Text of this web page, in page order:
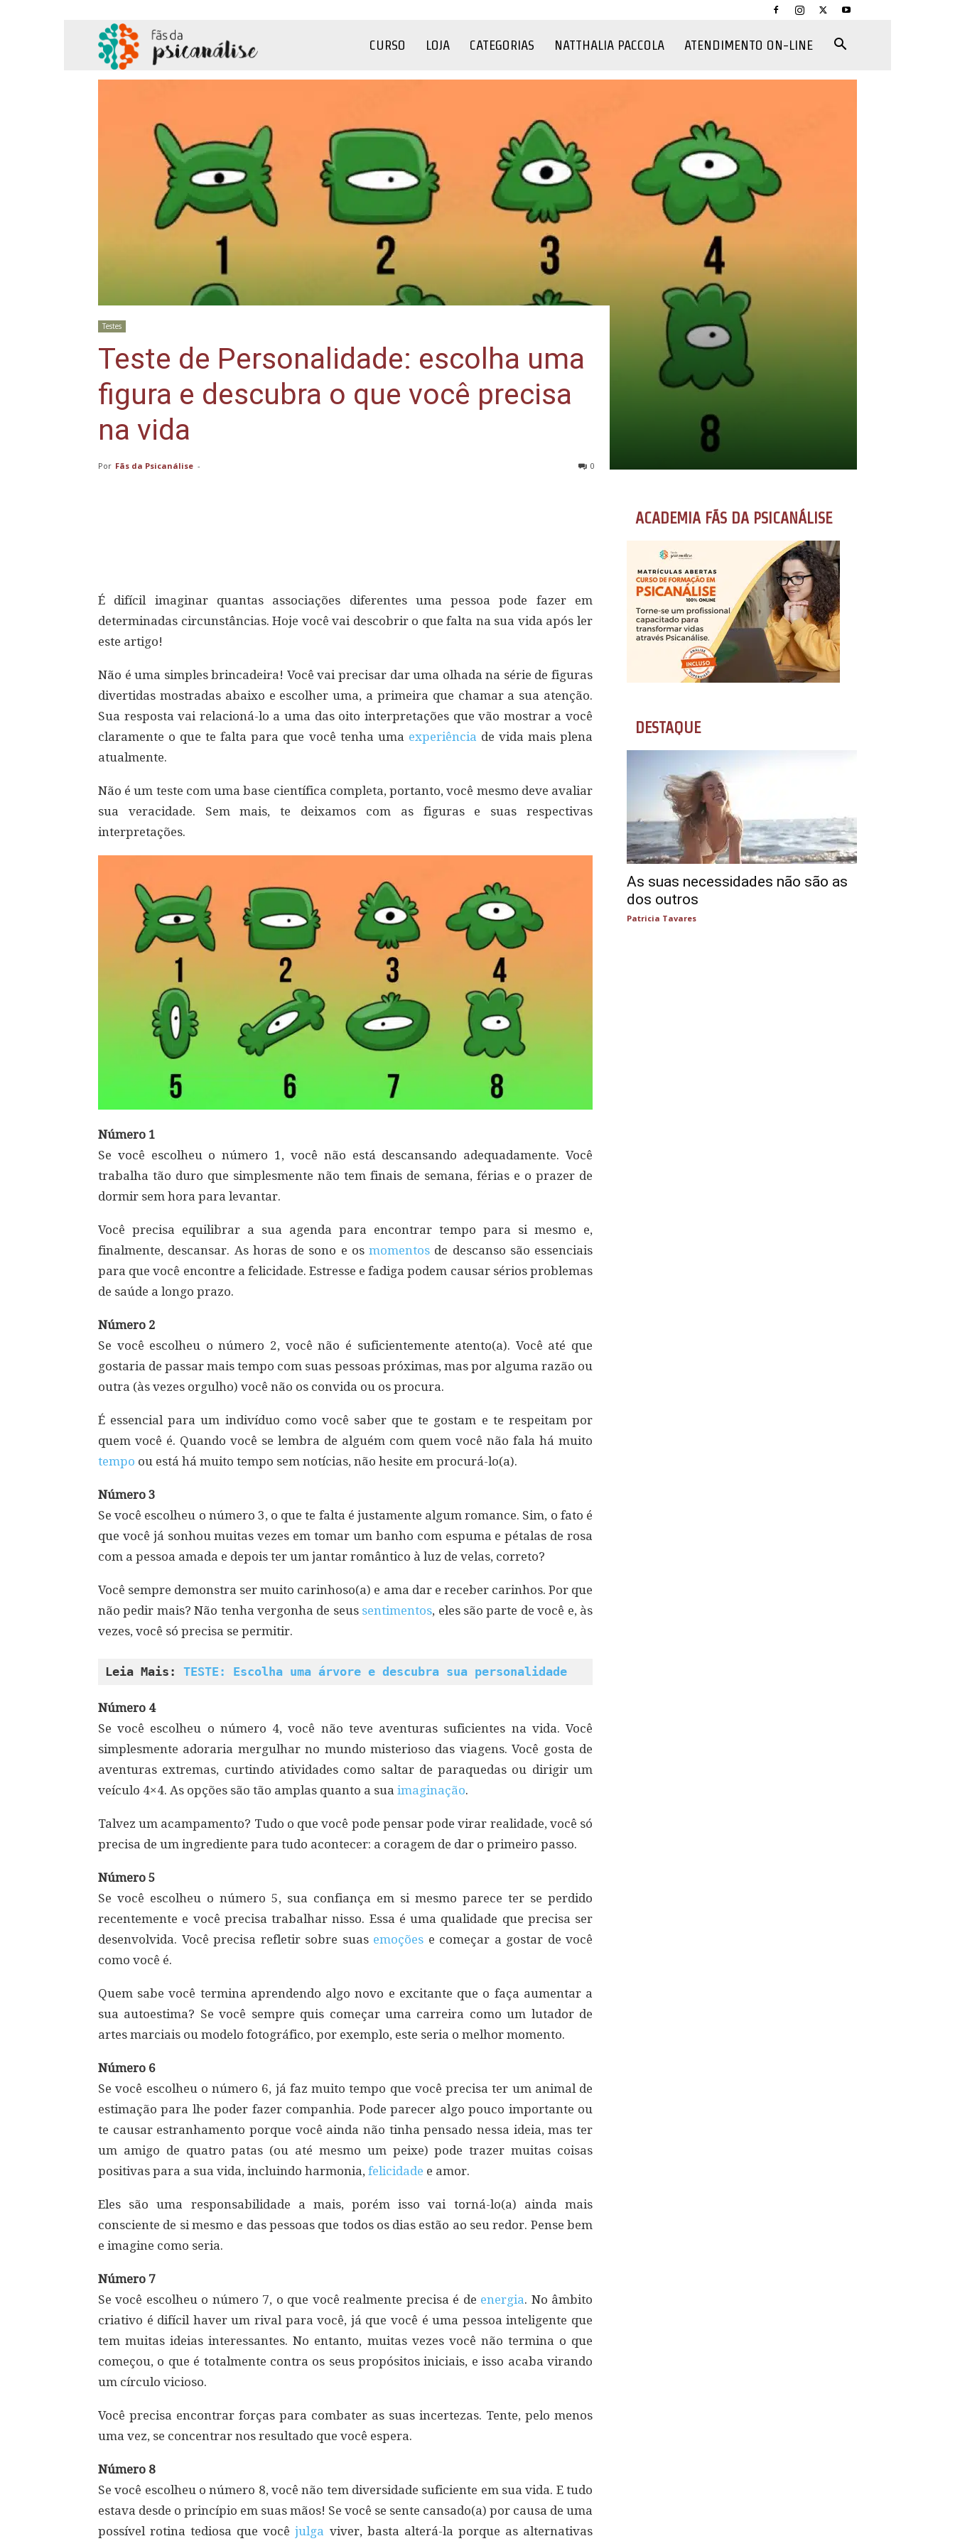
Psicanálise
CURSO LOJA CATEGORIAS NATTHALIA PACCOLA ATENDIMENTO ON-LINE
Testes
Teste de Personalidade: escolha uma
figura e descubra o que você precisa
na vida
Por Fãs da Psicanálise - 0
É difícil imaginar quantas associações diferentes uma pessoa pode fazer em
determinadas circunstâncias. Hoje você vai descobrir o que falta na sua vida após ler
este artigo!
Não é uma simples brincadeira! Você vai precisar dar uma olhada na série de figuras
divertidas mostradas abaixo e escolher uma, a primeira que chamar a sua atenção.
Sua resposta vai relacioná-lo a uma das oito interpretações que vão mostrar a você
claramente o que te falta para que você tenha uma experiência de vida mais plena
atualmente.
Não é um teste com uma base científica completa, portanto, você mesmo deve avaliar
sua veracidade. Sem mais, te deixamos com as figuras e suas respectivas
interpretações.
Número 1
Se você escolheu o número 1, você não está descansando adequadamente. Você
trabalha tão duro que simplesmente não tem finais de semana, férias e o prazer de
dormir sem hora para levantar.
Você precisa equilibrar a sua agenda para encontrar tempo para si mesmo e,
finalmente, descansar. As horas de sono e os momentos de descanso são essenciais
para que você encontre a felicidade. Estresse e fadiga podem causar sérios problemas
de saúde a longo prazo.
Número 2
Se você escolheu o número 2, você não é suficientemente atento(a). Você até que
gostaria de passar mais tempo com suas pessoas próximas, mas por alguma razão ou
outra (às vezes orgulho) você não os convida ou os procura.
É essencial para um indivíduo como você saber que te gostam e te respeitam por
quem você é. Quando você se lembra de alguém com quem você não fala há muito
tempo ou está há muito tempo sem notícias, não hesite em procurá-lo(a).
Número 3
Se você escolheu o número 3, o que te falta é justamente algum romance. Sim, o fato é
que você já sonhou muitas vezes em tomar um banho com espuma e pétalas de rosa
com a pessoa amada e depois ter um jantar romântico à luz de velas, correto?
Você sempre demonstra ser muito carinhoso(a) e ama dar e receber carinhos. Por que
não pedir mais? Não tenha vergonha de seus sentimentos, eles são parte de você e, às
vezes, você só precisa se permitir.
Leia Mais: TESTE: Escolha uma árvore e descubra sua personalidade
Número 4
Se você escolheu o número 4, você não teve aventuras suficientes na vida. Você
simplesmente adoraria mergulhar no mundo misterioso das viagens. Você gosta de
aventuras extremas, curtindo atividades como saltar de paraquedas ou dirigir um
veículo 4×4. As opções são tão amplas quanto a sua imaginação.
Talvez um acampamento? Tudo o que você pode pensar pode virar realidade, você só
precisa de um ingrediente para tudo acontecer: a coragem de dar o primeiro passo.
Número 5
Se você escolheu o número 5, sua confiança em si mesmo parece ter se perdido
recentemente e você precisa trabalhar nisso. Essa é uma qualidade que precisa ser
desenvolvida. Você precisa refletir sobre suas emoções e começar a gostar de você
como você é.
Quem sabe você termina aprendendo algo novo e excitante que o faça aumentar a
sua autoestima? Se você sempre quis começar uma carreira como um lutador de
artes marciais ou modelo fotográfico, por exemplo, este seria o melhor momento.
Número 6
Se você escolheu o número 6, já faz muito tempo que você precisa ter um animal de
estimação para lhe poder fazer companhia. Pode parecer algo pouco importante ou
te causar estranhamento porque você ainda não tinha pensado nessa ideia, mas ter
um amigo de quatro patas (ou até mesmo um peixe) pode trazer muitas coisas
positivas para a sua vida, incluindo harmonia, felicidade e amor.
Eles são uma responsabilidade a mais, porém isso vai torná-lo(a) ainda mais
consciente de si mesmo e das pessoas que todos os dias estão ao seu redor. Pense bem
e imagine como seria.
Número 7
Se você escolheu o número 7, o que você realmente precisa é de energia. No âmbito
criativo é difícil haver um rival para você, já que você é uma pessoa inteligente que
tem muitas ideias interessantes. No entanto, muitas vezes você não termina o que
começou, o que é totalmente contra os seus propósitos iniciais, e isso acaba virando
um círculo vicioso.
Você precisa encontrar forças para combater as suas incertezas. Tente, pelo menos
uma vez, se concentrar nos resultado que você espera.
Número 8
Se você escolheu o número 8, você não tem diversidade suficiente em sua vida. E tudo
estava desde o princípio em suas mãos! Se você se sente cansado(a) por causa de uma
possível rotina tediosa que vocêjulga viver, basta alterá-la porque as alternativas
ACADEMIA FÃS DA PSICANÁLISE
DESTAQUE
As suas necessidades não são as
dos outros
Patricia Tavares